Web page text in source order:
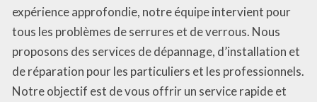
expérience approfondie, notre équipe intervient pour
tous les problèmes de serrures et de verrous. Nous
proposons des services de dépannage, d’installation et
de réparation pour les particuliers et les professionnels.
Notre objectif est de vous offrir un service rapide et